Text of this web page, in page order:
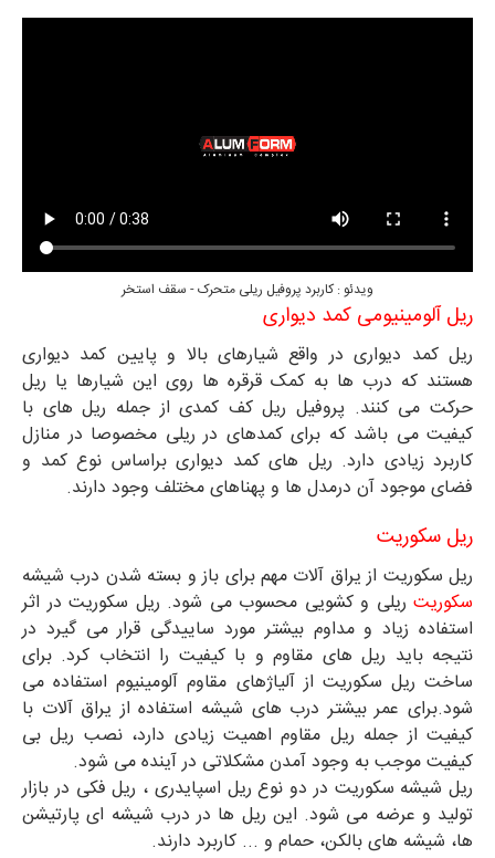
ویدئو : کاربرد پروفیل ریلی متحرک - سقف استخر
ریل آلومینیومی کمد دیواری
ریل کمد دیواری در واقع شیارهای بالا و پایین کمد دیواری
هستند که درب ها به کمک قرقره ها روی این شیارها یا ریل
حرکت می کنند. پروفیل ریل کف کمدی از جمله ریل های با
کیفیت می باشد که برای کمدهای در ریلی مخصوصا در منازل
کاربرد زیادی دارد. ریل های کمد دیواری براساس نوع کمد و
فضای موجود آن درمدل ها و پهناهای مختلف وجود دارند.
ریل سکوریت
ریل سکوریت از یراق آلات مهم برای باز و بسته شدن درب شیشه
سکوریت ریلی و کشویی محسوب می شود. ریل سکوریت در اثر
استفاده زیاد و مداوم بیشتر مورد ساییدگی قرار می گیرد در
نتیجه باید ریل های مقاوم و با کیفیت را انتخاب کرد. برای
ساخت ریل سکوریت از آلیاژهای مقاوم آلومینیوم استفاده می
شود.برای عمر بیشتر درب های شیشه استفاده از یراق آلات با
کیفیت از جمله ریل مقاوم اهمیت زیادی دارد، نصب ریل بی
کیفیت موجب به وجود آمدن مشکلاتی در آینده می شود.
ریل شیشه سکوریت در دو نوع ریل اسپایدری ، ریل فکی در بازار
تولید و عرضه می شود. این ریل ها در درب شیشه ای پارتیشن
ها، شیشه های بالکن، حمام و ... کاربرد دارند.